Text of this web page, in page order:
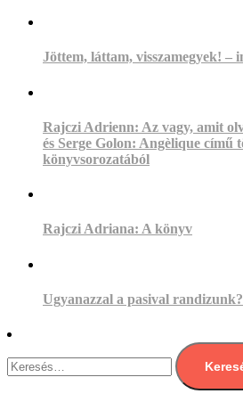
Jöttem, láttam, visszamegyek! –
Rajczi Adrienn: Az vagy, amit
és Serge Golon: Angèlique című
könyvsorozatából
Rajczi Adriana: A könyv
Ugyanazzal a pasival randizunk?